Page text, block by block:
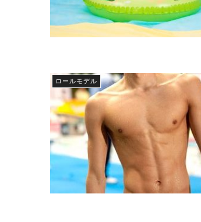
ロールモデル